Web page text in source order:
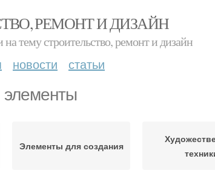
РЕМОНТ И ДИЗАЙН
тему строительство, ремонт и дизайн
новости статьи
элементы
Элементы для создания